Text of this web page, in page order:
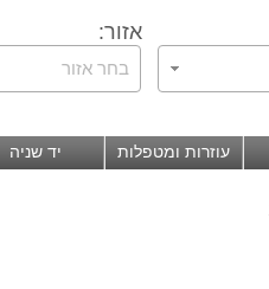
אזור:
בחר אזור
עוזרות ומטפלות יד שניה